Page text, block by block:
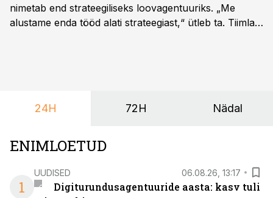
nimetab end strateegiliseks loovagentuuriks. „Me
alustame enda tööd alati strateegiast,“ ütleb ta. Tiimla
24H 72H Nädal
ENIMLOETUD
1
UUDISED 06.08.26, 13:17
Digiturundusagentuuride aasta: kasv tuli